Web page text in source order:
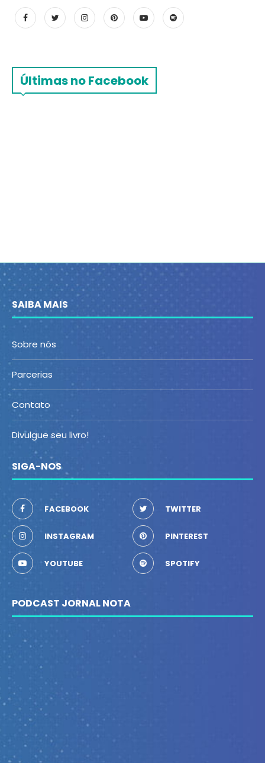
Últimas no Facebook
SAIBA MAIS
Sobre nós
Parcerias
Contato
Divulgue seu livro!
SIGA-NOS
FACEBOOK TWITTER
INSTAGRAM PINTEREST
YOUTUBE SPOTIFY
PODCAST JORNAL NOTA